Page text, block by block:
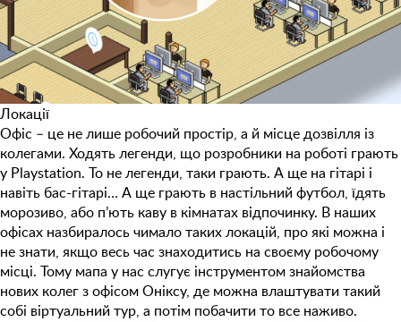
Локації
Офіс – це не лише робочий простір, а й місце дозвілля із
колегами. Ходять легенди, що розробники на роботі грають
у Playstation. То не легенди, таки грають. А ще на гітарі і
навіть бас-гітарі… А ще грають в настільний футбол, їдять
морозиво, або п’ють каву в кімнатах відпочинку. В наших
офісах назбиралось чимало таких локацій, про які можна і
не знати, якщо весь час знаходитись на своєму робочому
місці. Тому мапа у нас слугує інструментом знайомства
нових колег з офісом Оніксу, де можна влаштувати такий
собі віртуальний тур, а потім побачити то все наживо.